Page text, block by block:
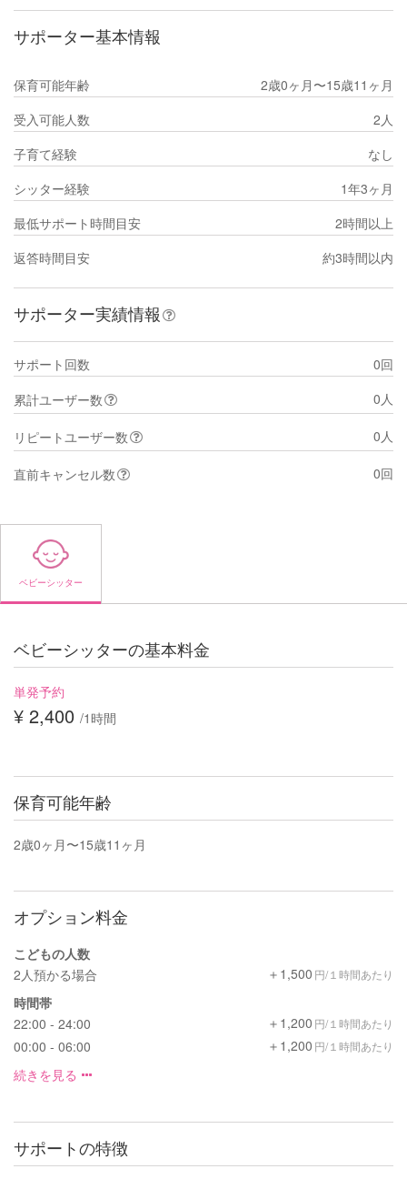
サポーター基本情報
保育可能年齢
2歳0ヶ月〜15歳11ヶ月
受入可能人数
2人
子育て経験
なし
シッター経験
1年3ヶ月
最低サポート時間目安
2時間以上
返答時間目安
約3時間以内
サポーター実績情報
サポート回数
0回
累計ユーザー数
0人
リピートユーザー数 0人
直前キャンセル数 0回
ベビーシッター
ベビーシッターの基本料金
単発予約
¥ 2,400 /1時間
保育可能年齢
2歳0ヶ月〜15歳11ヶ月
オプション料金
こどもの人数
2人預かる場合
＋1,500 円/１時間あたり
時間帯
22:00 - 24:00
＋1,200 円/１時間あたり
00:00 - 06:00 ＋1,200 円/１時間あたり
続きを見る
サポートの特徴